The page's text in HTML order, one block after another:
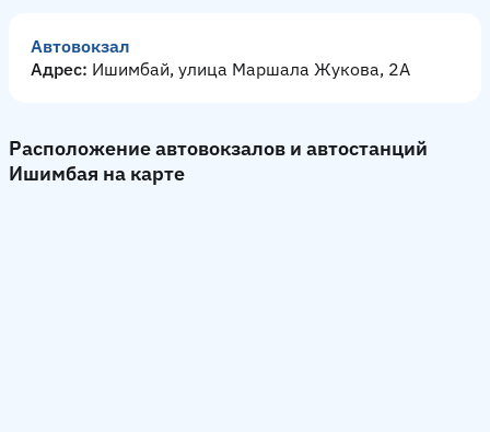
Автовокзал
Адрес: Ишимбай, улица Маршала Жукова, 2А
Расположение автовокзалов и автостанций
Ишимбая на карте